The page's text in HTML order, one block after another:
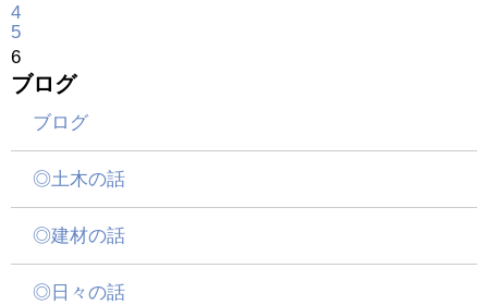
4
5
6
ブログ
ブログ
◎土木の話
◎建材の話
◎日々の話